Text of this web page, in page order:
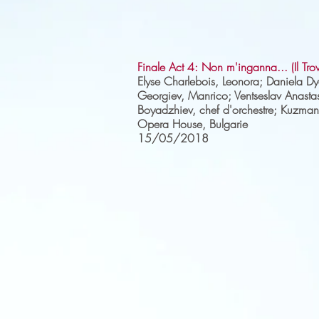
Finale Act 4: Non m'inganna... (Il
Elyse Charlebois, Leonora; Daniela
Georgiev, Manrico; Ventseslav
Boyadzhiev, chef d'orchestre;
Opera House, Bulgarie
15/05/2018